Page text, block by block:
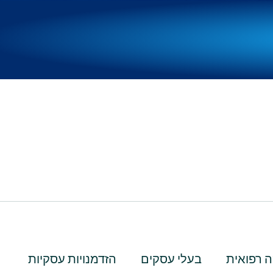
רפואית בעלי עסקים הזדמנויות עסקיות